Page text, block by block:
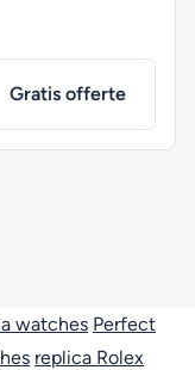
Gratis offerte
watches Perfect
replica Rolex